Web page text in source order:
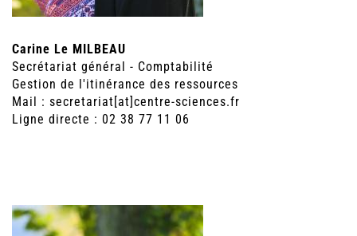
Carine Le MILBEAU
Secrétariat général - Comptabilité
Gestion de l'itinérance des ressources
Mail : secretariat[at]centre-sciences.fr
Ligne directe : 02 38 77 11 06